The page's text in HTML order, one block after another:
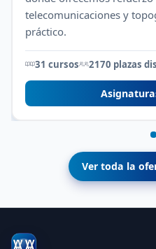
telecomunicaciones y
práctico.
31 cursos 2170 plazas
Ver toda la